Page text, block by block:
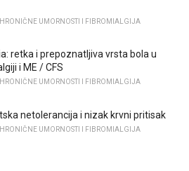
UMORNOSTI I FIBROMIALGIJA
retka i prepoznatljiva vrsta bola u
i ME / CFS
UMORNOSTI I FIBROMIALGIJA
netolerancija i nizak krvni pritisak
UMORNOSTI I FIBROMIALGIJA